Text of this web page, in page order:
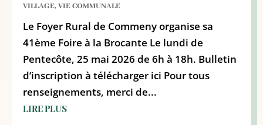
VILLAGE,VIE COMMUNALE
Le Foyer Rural de Commeny organise sa
41ème Foire à la Brocante Le lundi de
Pentecôte, 25 mai 2026 de 6h à 18h. Bulletin
d’inscription à télécharger ici Pour tous
renseignements, merci de...
LIRE PLUS